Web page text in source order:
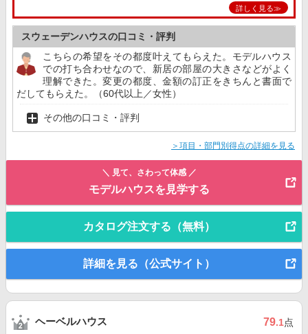
詳しく見る≫
スウェーデンハウスの口コミ・評判
こちらの希望をその都度叶えてもらえた。モデルハウス
での打ち合わせなので、新居の部屋の大きさなどがよく
理解できた。変更の都度、金額の訂正をきちんと書面で
だしてもらえた。（60代以上／女性）
その他の口コミ・評判
＞項目・部門別得点の詳細を見る
＼ 見て、さわって体感 ／
モデルハウスを見学する
カタログ注文する（無料）
詳細を見る（公式サイト）
ヘーベルハウス 79.1点